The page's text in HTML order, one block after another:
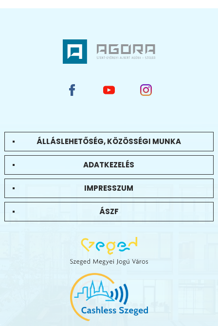
ÁLLÁSLEHETŐSÉG, KÖZÖSSÉGI MUNKA
ADATKEZELÉS
IMPRESSZUM
ÁSZF